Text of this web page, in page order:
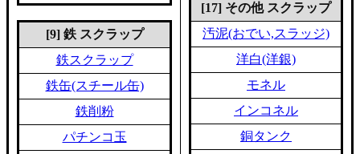
[9] 鉄 スクラップ
鉄スクラップ
鉄缶(スチール缶)
鉄削粉
パチンコ玉
[17] その他 スクラップ
汚泥(おでい,スラッジ)
洋白(洋銀)
モネル
インコネル
銅タンク